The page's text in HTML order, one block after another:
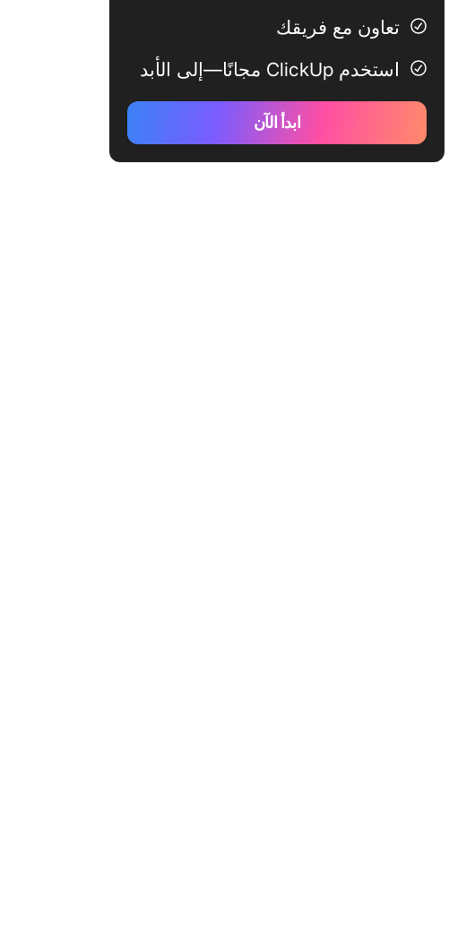
تعاون مع فريقك
استخدم ClickUp مجانًا—إلى الأبد
ابدأ الآن